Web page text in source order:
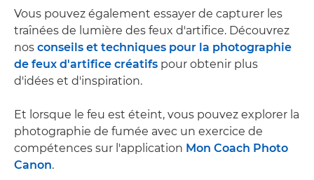
Vous pouvez également essayer de capturer les
traînées de lumière des feux d'artifice. Découvrez
nos conseils et techniques pour la photographie
de feux d'artifice créatifs pour obtenir plus
d'idées et d'inspiration.
Et lorsque le feu est éteint, vous pouvez explorer la
photographie de fumée avec un exercice de
compétences sur l'application Mon Coach Photo
Canon.